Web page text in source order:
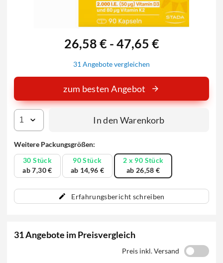
Weitere Packungsgrößen:
30 Stück
ab 7,30 €
90 Stück
ab 14,96 €
2 x 90 Stück
ab 26,58 €
Erfahrungsbericht schreiben
26,58 € - 47,65 €
31 Angebote vergleichen
zum besten Angebot
In den Warenkorb
31 Angebote im Preisvergleich
Preis inkl. Versand